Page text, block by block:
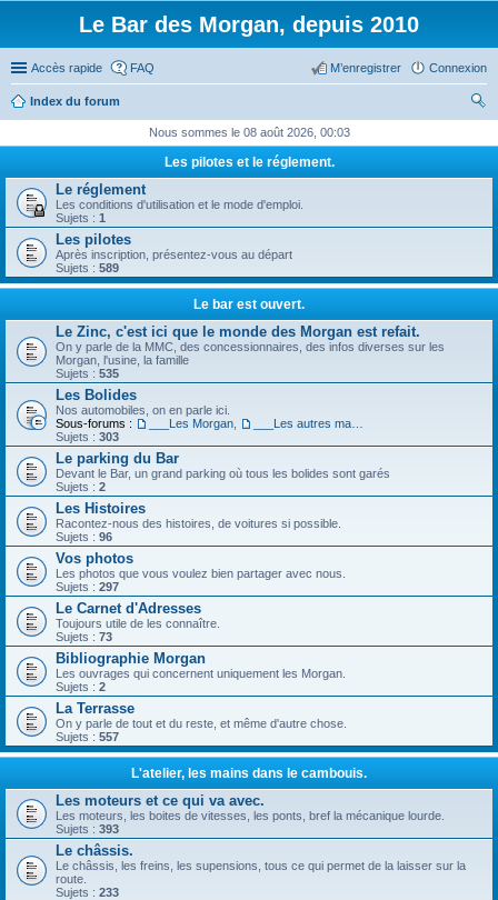
Le Bar des Morgan, depuis 2010
Accès rapide FAQ Connexion
M’enregistrer
Index du forum
ch
Nous sommes le 08 août 2026, 00:03
Les pilotes et le réglement.
Le réglement
Les conditions d'utilisation et le mode d'emploi.
Sujets : 1
Les pilotes
Après inscription, présentez-vous au départ
Sujets : 589
Le bar est ouvert.
Le Zinc, c'est ici que le monde des Morgan est refait.
On y parle de la MMC, des concessionnaires, des infos diverses sur les
Morgan, l'usine, la famille
Sujets : 535
Les Bolides
Nos automobiles, on en parle ici.
Sous-forums :
___Les Morgan
Sujets : 303
Le parking du Bar
Devant le Bar, un grand parking où tous les bolides sont garés
Sujets : 2
Les Histoires
Racontez-nous des histoires, de voitures si possible.
Sujets : 96
Vos photos
Les photos que vous voulez bien partager avec nous.
Sujets : 297
Le Carnet d'Adresses
Toujours utile de les connaître.
Sujets : 73
Bibliographie Morgan
Les ouvrages qui concernent uniquement les Morgan.
Sujets : 2
La Terrasse
On y parle de tout et du reste, et même d'autre chose.
Sujets : 557
L'atelier, les mains dans le cambouis.
Les moteurs et ce qui va avec.
Les moteurs, les boites de vitesses, les ponts, bref la mécanique lourde.
Sujets : 393
Le châssis.
Le châssis, les freins, les supensions, tous ce qui permet de la laisser sur la
route.
Sujets : 233